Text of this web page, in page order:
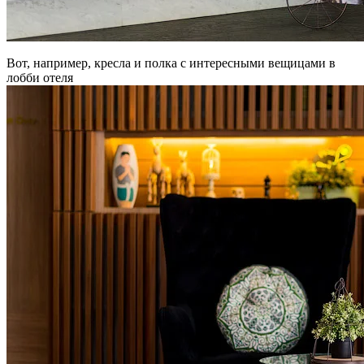
Вот, например, кресла и полка с интересными вещицами в
лобби отеля